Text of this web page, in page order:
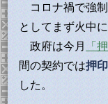
コロナ禍で強
としてまず火中
政府は今月
「
間の契約では押
した。